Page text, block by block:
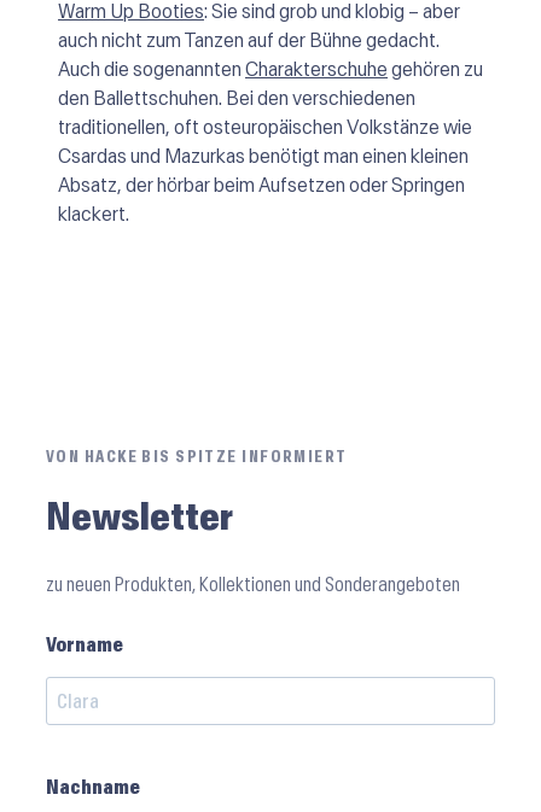
Warm Up Booties: Sie sind grob und klobig – aber
auch nicht zum Tanzen auf der Bühne gedacht.
Auch die sogenannten Charakterschuhe gehören zu
den Ballettschuhen. Bei den verschiedenen
traditionellen, oft osteuropäischen Volkstänze wie
Csardas und Mazurkas benötigt man einen kleinen
Absatz, der hörbar beim Aufsetzen oder Springen
klackert.
VON HACKE BIS SPITZE INFORMIERT
Newsletter
zu neuen Produkten, Kollektionen und Sonderangeboten
Vorname
Nachname